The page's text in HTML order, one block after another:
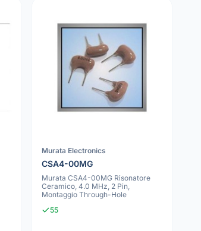
Murata Electronics
CSA4-00MG
Murata CSA4-00MG Risonatore
Ceramico, 4.0 MHz, 2 Pin,
Montaggio Through-Hole
55